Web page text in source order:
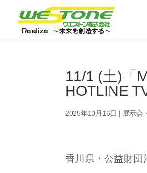
11/1 (土)「
HOTLINE
2025年10月16日 | 展示会
香川県・公益財団